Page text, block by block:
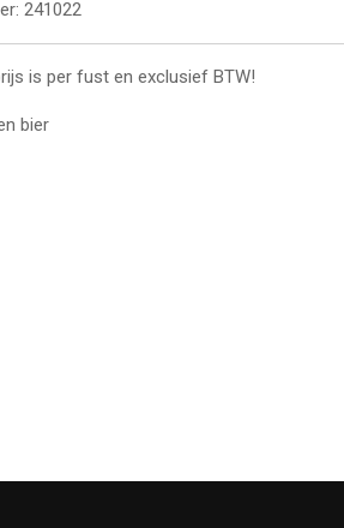
241022
is per fust en exclusief BTW!
bier